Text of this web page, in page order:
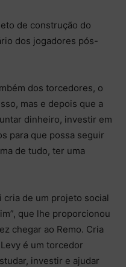
de construção do
dos jogadores pós-
dos torcedores, o
mas e depois que a
dinheiro, investir em
para que possa seguir
de tudo, ter uma
cria de um projeto social
que lhe proporcionou
chegar ao Remo. Cria
é um torcedor
investir e ajudar